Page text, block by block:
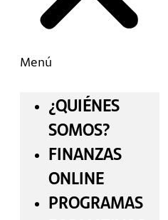
Menú
¿QUIÉNES
SOMOS?
FINANZAS
ONLINE
PROGRAMAS